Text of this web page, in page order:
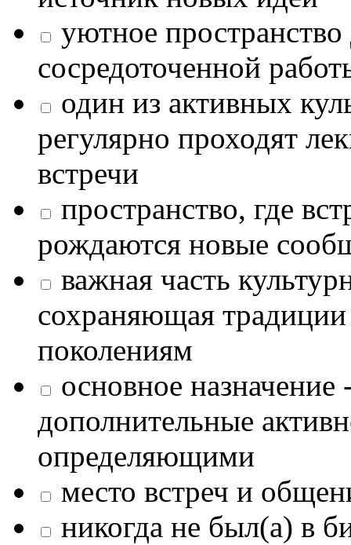
уютное
сосредоточенной
один из активных
регулярно проходят
встречи
пространство, где
рождаются новые
важная часть
сохраняющая
поколениям
основное назначение
дополнительные
определяющими
место встреч и
никогда не был(а) в